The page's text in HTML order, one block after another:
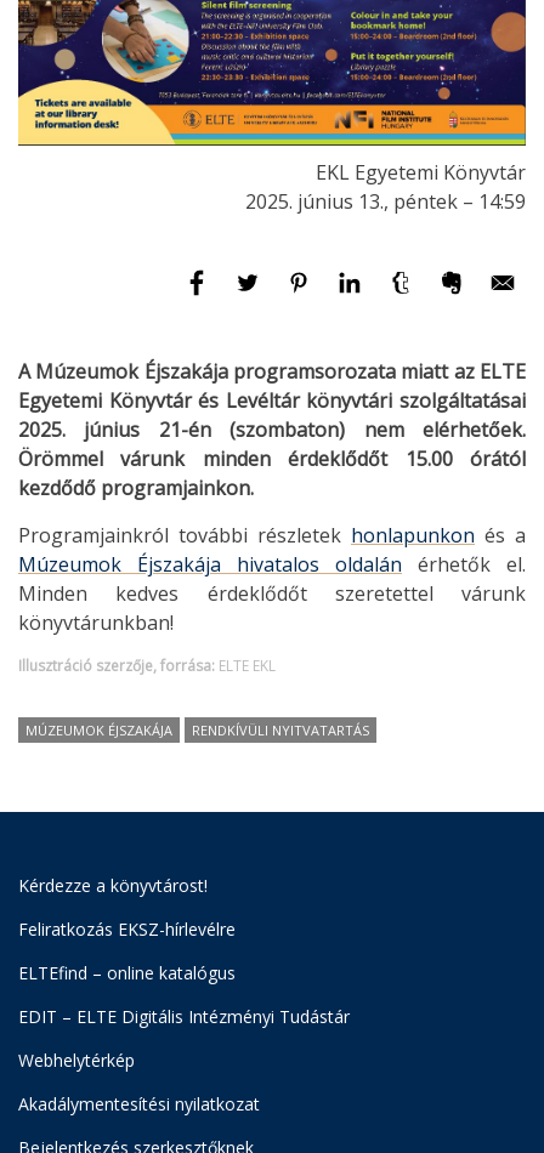
EKL Egyetemi Könyvtár
2025. június 13., péntek – 14:59
A Múzeumok Éjszakája programsorozata miatt az ELTE
Egyetemi Könyvtár és Levéltár könyvtári szolgáltatásai
2025. június 21-én (szombaton) nem elérhetőek.
Örömmel várunk minden érdeklődőt 15.00 órától
kezdődő programjainkon.
Programjainkról további részletek honlapunkon és a
Múzeumok Éjszakája hivatalos oldalán érhetők el.
Minden kedves érdeklődőt szeretettel várunk
könyvtárunkban!
Illusztráció szerzője, forrása: ELTE EKL
MÚZEUMOK ÉJSZAKÁJA RENDKÍVÜLI NYITVATARTÁS
Kérdezze a könyvtárost!
Feliratkozás EKSZ-hírlevélre
ELTEfind – online katalógus
EDIT – ELTE Digitális Intézményi Tudástár
Webhelytérkép
Akadálymentesítési nyilatkozat
Bejelentkezés szerkesztőknek